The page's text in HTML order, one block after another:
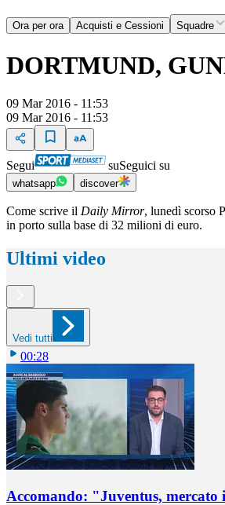
Ora per ora Acquisti e Cessioni Squadre
DORTMUND,
09 Mar 2016 - 11:53
09 Mar 2016 - 11:53
Segui suSeguici su
whatsapp discover
Come scrive il Daily Mirror, lunedì scorso
in porto sulla base di 32 milioni di euro.
Ultimi video
Vedi tutti
00:28
Accomando: "Juventus,